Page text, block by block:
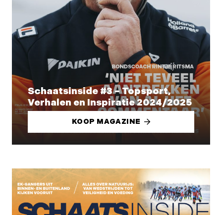
Schaatsinside #3 – Topsport,
Verhalen en Inspiratie 2024/2025
KOOP MAGAZINE